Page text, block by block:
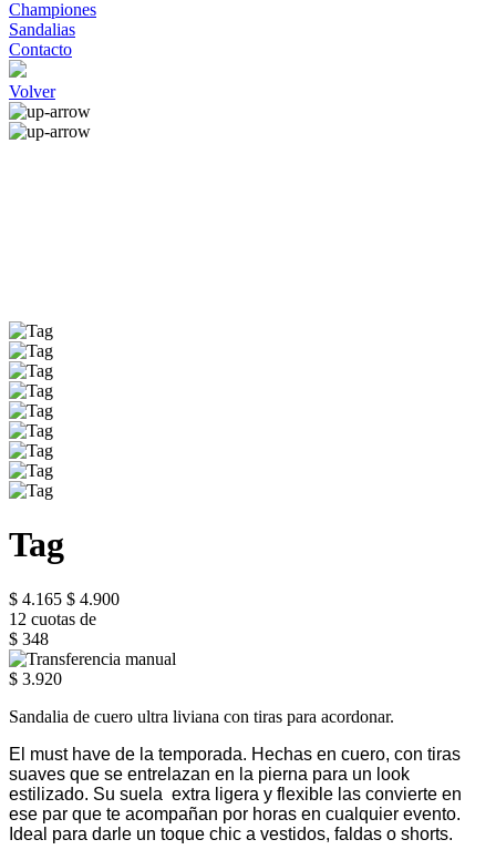
Championes
Sandalias
Contacto
Volver
Tag
$ 4.165 $ 4.900
12 cuotas de
$ 348
$ 3.920
Sandalia de cuero ultra liviana con tiras para acordonar.
El must have de la temporada. Hechas en cuero, con tiras
suaves que se entrelazan en la pierna para un look
estilizado. Su suela extra ligera y flexible las convierte en
ese par que te acompañan por horas en cualquier evento.
Ideal para darle un toque chic a vestidos, faldas o shorts.